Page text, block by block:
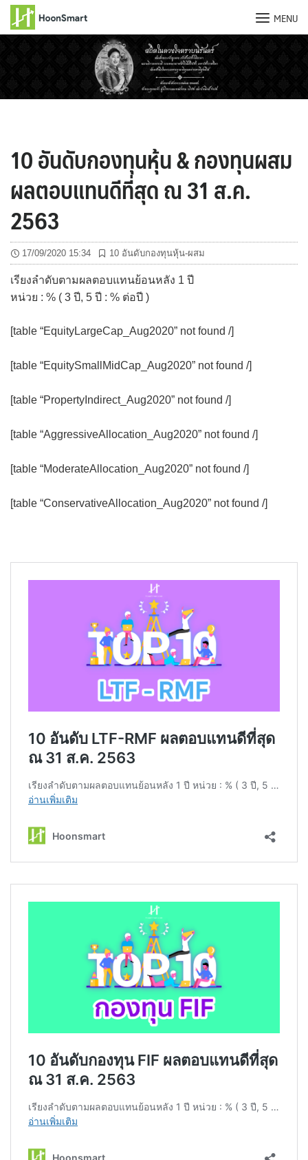
MENU
10 อันดับกองทุนหุ้น & กองทุนผสม
ผลตอบแทนดีที่สุด ณ 31 ส.ค.
2563
17/09/2020 15:34 10 อันดับกองทุนหุ้น-ผสม
เรียงลำดับตามผลตอบแทนย้อนหลัง 1 ปี
หน่วย : % ( 3 ปี, 5 ปี : % ต่อปี )
[table “EquityLargeCap_Aug2020” not found /]
[table “EquitySmallMidCap_Aug2020” not found /]
[table “PropertyIndirect_Aug2020” not found /]
[table “AggressiveAllocation_Aug2020” not found /]
[table “ModerateAllocation_Aug2020” not found /]
[table “ConservativeAllocation_Aug2020” not found /]